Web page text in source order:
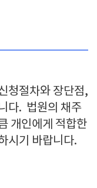
청절차와 장단점,
다. 법원의 채주
개인에게 적합한
시기 바랍니다.